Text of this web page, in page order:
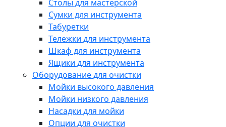
Столы для мастерской
Сумки для инструмента
Табуретки
Тележки для инструмента
Шкаф для инструмента
Ящики для инструмента
Оборудование для очистки
Мойки высокого давления
Мойки низкого давления
Насадки для мойки
Опции для очистки